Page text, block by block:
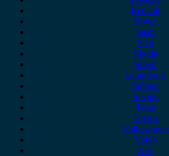
Renault
Rover
Saab
Seat
Skoda
Smart
ssangyong
Subaru
Suzuki
Tesla
Toyota
Volkswagen
Volvo
Xev